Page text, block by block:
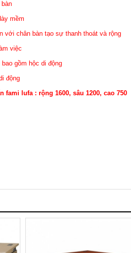
mềm
với chân bàn tạo sự thanh thoát và rộng
việc
gồm hộc di động
động
fami lufa : rộng 1600, sâu 1200, cao 750